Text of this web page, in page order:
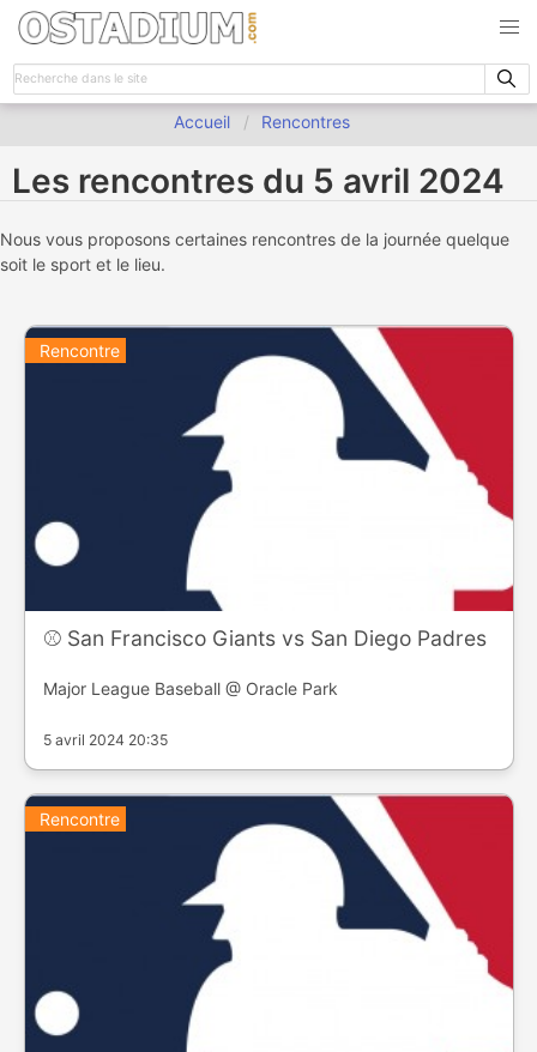
Accueil Rencontres
Les rencontres du 5 avril 2024
Nous vous proposons certaines rencontres de la journée quelque
soit le sport et le lieu.
Rencontre
⚾️ San Francisco Giants vs San Diego Padres
Major League Baseball @ Oracle Park
5 avril 2024 20:35
Rencontre